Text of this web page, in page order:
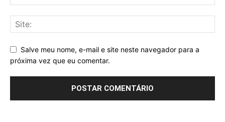
Salve meu nome, e-mail e site neste navegador para a
próxima vez que eu comentar.